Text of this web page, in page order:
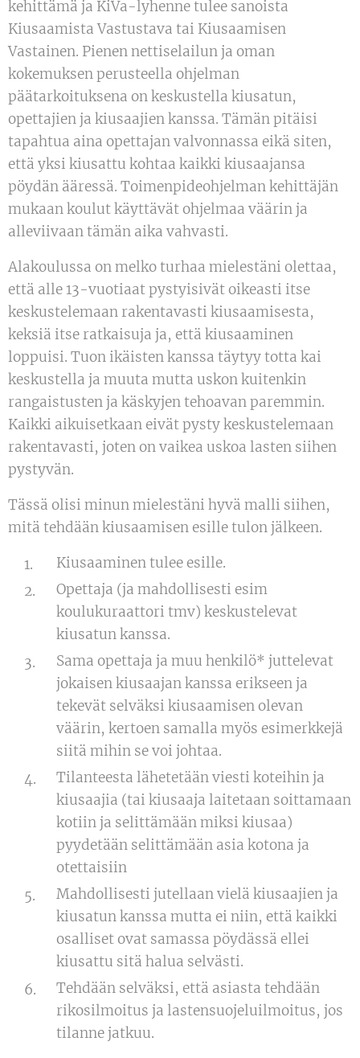
kehittämä ja KiVa-lyhenne tulee sanoista
Kiusaamista Vastustava tai Kiusaamisen
Vastainen. Pienen nettiselailun ja oman
kokemuksen perusteella ohjelman
päätarkoituksena on keskustella kiusatun,
opettajien ja kiusaajien kanssa. Tämän pitäisi
tapahtua aina opettajan valvonnassa eikä siten,
että yksi kiusattu kohtaa kaikki kiusaajansa
pöydän ääressä. Toimenpideohjelman kehittäjän
mukaan koulut käyttävät ohjelmaa väärin ja
alleviivaan tämän aika vahvasti.
Alakoulussa on melko turhaa mielestäni olettaa,
että alle 13-vuotiaat pystyisivät oikeasti itse
keskustelemaan rakentavasti kiusaamisesta,
keksiä itse ratkaisuja ja, että kiusaaminen
loppuisi. Tuon ikäisten kanssa täytyy totta kai
keskustella ja muuta mutta uskon kuitenkin
rangaistusten ja käskyjen tehoavan paremmin.
Kaikki aikuisetkaan eivät pysty keskustelemaan
rakentavasti, joten on vaikea uskoa lasten siihen
pystyvän.
Tässä olisi minun mielestäni hyvä malli siihen,
mitä tehdään kiusaamisen esille tulon jälkeen.
Kiusaaminen tulee esille.
Opettaja (ja mahdollisesti esim
koulukuraattori tmv) keskustelevat
kiusatun kanssa.
Sama opettaja ja muu henkilö* juttelevat
jokaisen kiusaajan kanssa erikseen ja
tekevät selväksi kiusaamisen olevan
väärin, kertoen samalla myös esimerkkejä
siitä mihin se voi johtaa.
Tilanteesta lähetetään viesti koteihin ja
kiusaajia (tai kiusaaja laitetaan soittamaan
kotiin ja selittämään miksi kiusaa)
pyydetään selittämään asia kotona ja
otettaisiin
Mahdollisesti jutellaan vielä kiusaajien ja
kiusatun kanssa mutta ei niin, että kaikki
osalliset ovat samassa pöydässä ellei
kiusattu sitä halua selvästi.
Tehdään selväksi, että asiasta tehdään
rikosilmoitus ja lastensuojeluilmoitus, jos
tilanne jatkuu.